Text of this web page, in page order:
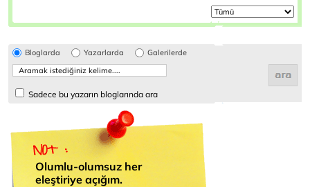
Bloglarda Yazarlarda Galerilerde
Sadece bu yazarın bloglarında ara
Olumlu-olumsuz her
eleştiriye açığım.